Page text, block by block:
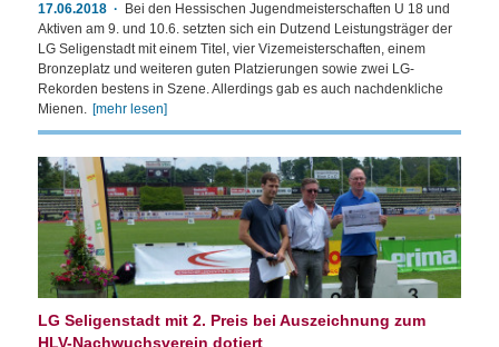
17.06.2018
Bei den Hessischen Jugendmeisterschaften U 18 und
Aktiven am 9. und 10.6. setzten sich ein Dutzend Leistungsträger der
LG Seligenstadt mit einem Titel, vier Vizemeisterschaften, einem
Bronzeplatz und weiteren guten Platzierungen sowie zwei LG-
Rekorden bestens in Szene. Allerdings gab es auch nachdenkliche
Mienen. [mehr lesen]
LG Seligenstadt mit 2. Preis bei Auszeichnung zum
HLV-Nachwuchsverein dotiert